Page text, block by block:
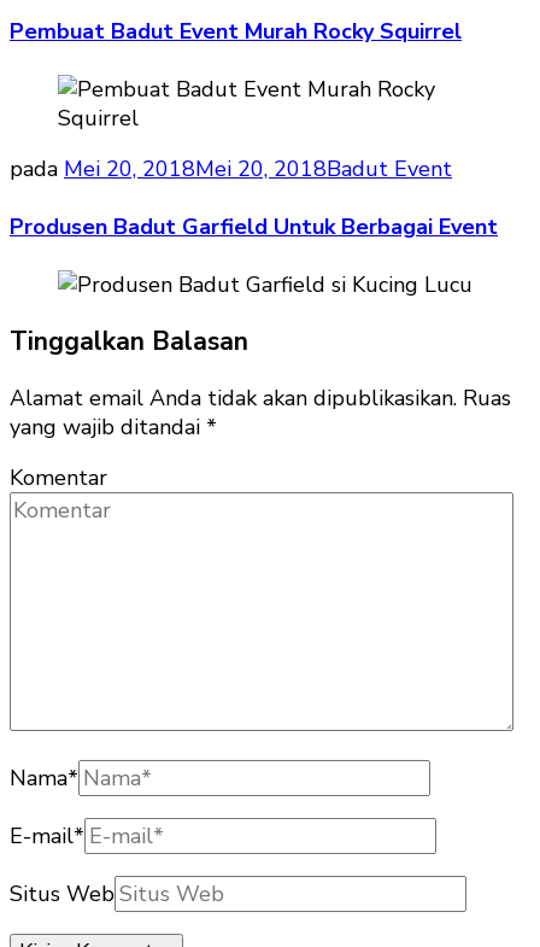
Pembuat Badut Event Murah Rocky Squirrel
pada Mei 20, 2018Mei 20, 2018Badut Event
Produsen Badut Garfield Untuk Berbagai Event
Tinggalkan Balasan
Alamat email Anda tidak akan dipublikasikan. Ruas
yang wajib ditandai *
Komentar
Nama*
E-mail*
Situs Web